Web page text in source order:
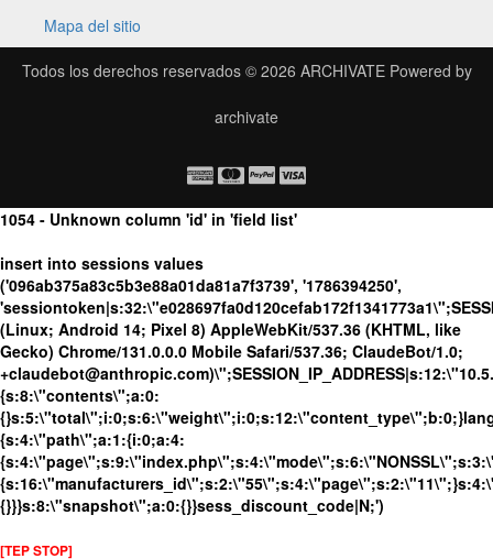
Mapa del sitio
Todos los derechos reservados © 2026 ARCHIVATEPowered by
archivate
1054 - Unknown column 'id' in 'field list'
insert into sessions values
('096ab375a83c5b3e88a01da81a7f3739', '1786394250',
(Linux; Android 14; Pixel 8) AppleWebKit/537.36 (KHTML, like
Gecko) Chrome/131.0.0.0 Mobile Safari/537.36; ClaudeBot/1.0;
{s:8:\"contents\";a:0:
{s:4:\"path\";a:1:{i:0;a:4:
{}}}s:8:\"snapshot\";a:0:{}}sess_discount_code|N;')
[TEP STOP]